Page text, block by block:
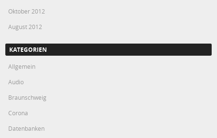
Oktober 2012
August 2012
KATEGORIEN
Allgemein
Audio
Braunschweig
Corona
Datenbanken